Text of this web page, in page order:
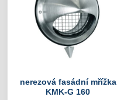
nerezová fasádní mřížka
KMK-G 160